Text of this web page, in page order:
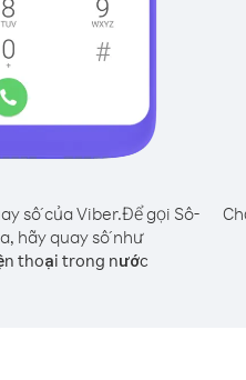
số của Viber.Để gọi Sô-
hãy quay số như
thoại trong nước